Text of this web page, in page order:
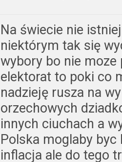
Na świecie nie
niektórym tak się
wybory bo nie moze
elektorat to poki co
nadzieję rusza na
orzechowych
innych ciuchach a
Polska moglaby
inflacja ale do tego